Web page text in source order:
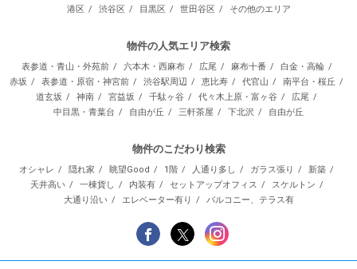
港区 渋谷区 目黒区 世田谷区 その他のエリア
物件の人気エリア検索
表参道・青山・外苑前 六本木・西麻布 広尾 麻布十番
白金・高輪
赤坂
表参道・原宿・神宮前 渋谷駅周辺 恵比寿 代官山
南平台・桜丘
道玄坂
神南 宮益坂 千駄ヶ谷 代々木上原・富ヶ谷
広尾
中目黒・青葉台
自由が丘 三軒茶屋 下北沢 自由が丘
物件のこだわり検索
オシャレ 隠れ家 眺望Good 1階 人通り多し ガラス張り
新築
天井高い
一棟貨し 内装有 セットアップオフィス
スケルトン
大通り沿い
エレベーター有り バルコニー、テラス有